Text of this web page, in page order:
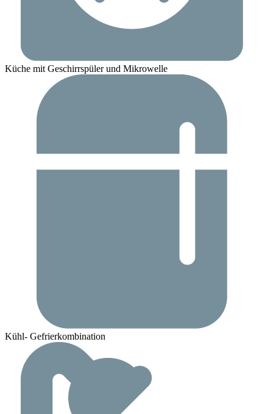
Küche mit Geschirrspüler und Mikrowelle
Kühl- Gefrierkombination